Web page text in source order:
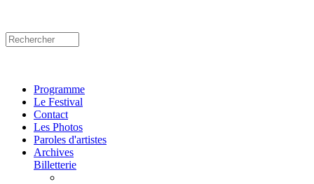
Programme
Le Festival
Contact
Les Photos
Paroles d'artistes
Archives
Billetterie